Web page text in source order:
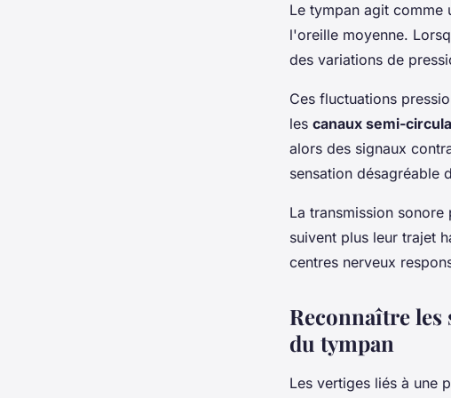
Le tympan agit comme
l'oreille moyenne.
des variations de
Ces fluctuations
les canaux semi-
alors des signaux
sensation désagréable
La transmission
suivent plus leur trajet
centres nerveux
Reconnaître les
du tympan
Les vertiges liés à une